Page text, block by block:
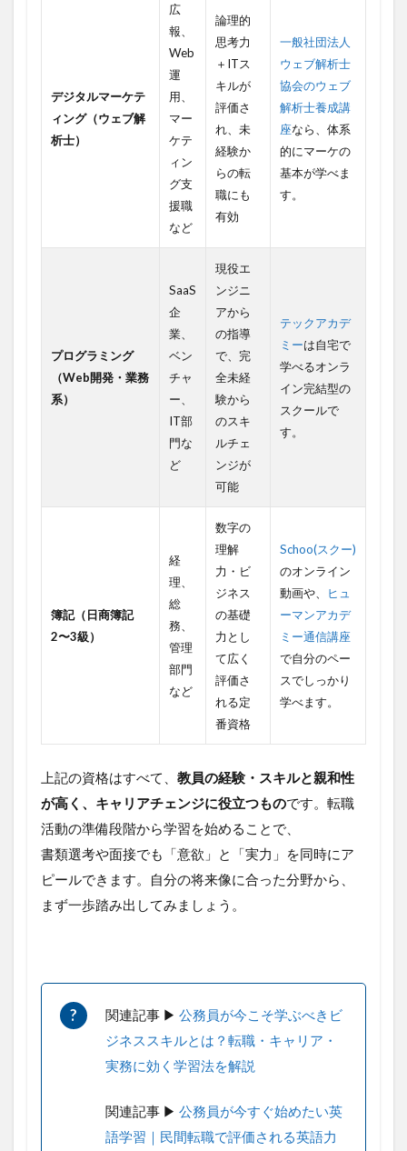
デジタルマーケテ
ィング（ウェブ解
析士）
広
報、
Web
運
用、
マー
ケテ
ィン
グ支
援職
など
論理的
思考力
＋ITス
キルが
評価さ
れ、未
経験か
らの転
職にも
有効
一般社団法人
ウェブ解析士
協会のウェブ
解析士養成講
座なら、体系
的にマーケの
基本が学べま
す。
プログラミング
（Web開発・業務
系）
SaaS
企
業、
ベン
チャ
ー、
IT部
門な
ど
現役エ
ンジニ
アから
の指導
で、完
全未経
験から
のスキ
ルチェ
ンジが
可能
テックアカデ
ミーは自宅で
学べるオンラ
イン完結型の
スクールで
す。
簿記（日商簿記
2〜3級）
経
理、
総
務、
管理
部門
など
数字の
理解
力・ビ
ジネス
の基礎
力とし
て広く
評価さ
れる定
番資格
Schoo(スクー)
のオンライン
動画や、
ヒュ
ーマンアカデ
ミー通信講座
で自分のペー
スでしっかり
学べます。
上記の資格はすべて、 教員の経験・スキルと親和性
が高く、キャリアチェンジに役立つものです。転職
活動の準備段階から学習を始めることで、
書類選考や面接でも「意欲」と「実力」を同時にア
ピールできます。自分の将来像に合った分野から、
まず一歩踏み出してみましょう。
関連記事 ▶︎ 公務員が今こそ学ぶべきビ
ジネススキルとは？転職・キャリア・
実務に効く学習法を解説
関連記事 ▶︎ 公務員が今すぐ始めたい英
語学習｜民間転職で評価される英語力